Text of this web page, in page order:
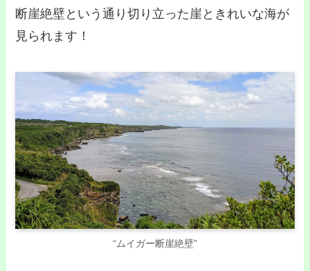
断崖絶壁という通り切り立った崖ときれいな海が
見られます！
“ムイガー断崖絶壁”